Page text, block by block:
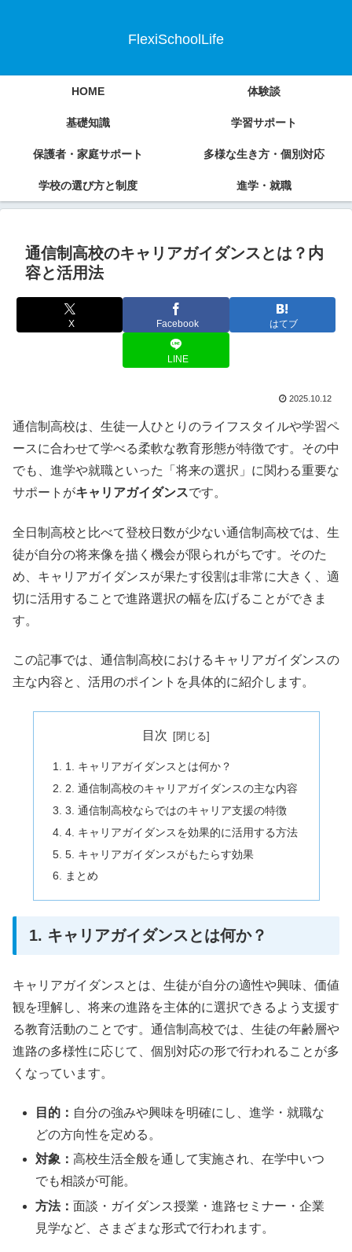
FlexiSchoolLife
HOME 体験談
基礎知識 学習サポート
保護者・家庭サポート 多様な生き方・個別対応
学校の選び方と制度 進学・就職
通信制高校のキャリアガイダンスとは？内
容と活用法
X Facebook はてブ
LINE
2025.10.12
通信制高校は、生徒一人ひとりのライフスタイルや学習ペ
ースに合わせて学べる柔軟な教育形態が特徴です。その中
でも、進学や就職といった「将来の選択」に関わる重要な
サポートがキャリアガイダンスです。
全日制高校と比べて登校日数が少ない通信制高校では、生
徒が自分の将来像を描く機会が限られがちです。そのた
め、キャリアガイダンスが果たす役割は非常に大きく、適
切に活用することで進路選択の幅を広げることができま
す。
この記事では、通信制高校におけるキャリアガイダンスの
主な内容と、活用のポイントを具体的に紹介します。
目次
1. キャリアガイダンスとは何か？
2. 通信制高校のキャリアガイダンスの主な内容
3. 通信制高校ならではのキャリア支援の特徴
4. キャリアガイダンスを効果的に活用する方法
5. キャリアガイダンスがもたらす効果
まとめ
1. キャリアガイダンスとは何か？
キャリアガイダンスとは、生徒が自分の適性や興味、価値
観を理解し、将来の進路を主体的に選択できるよう支援す
る教育活動のことです。通信制高校では、生徒の年齢層や
進路の多様性に応じて、個別対応の形で行われることが多
くなっています。
目的： 自分の強みや興味を明確にし、進学・就職な
どの方向性を定める。
対象： 高校生活全般を通して実施され、在学中いつ
でも相談が可能。
方法：面談・ガイダンス授業・進路セミナー・企業
見学など、さまざまな形式で行われます。